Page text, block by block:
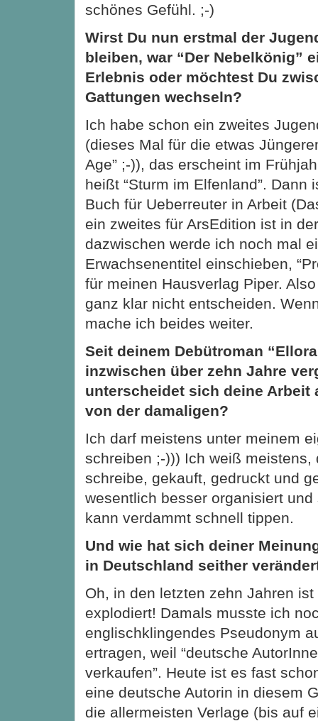
schönes Gefühl. ;-)
Wirst Du nun erstmal der
bleiben, war “Der Nebelkönig”
Erlebnis oder möchtest Du
Gattungen wechseln?
Ich habe schon ein zweites
(dieses Mal für die etwas
Age” ;-)), das erscheint im
heißt “Sturm im Elfenland”. Dann
Buch für Ueberreuter in Arbeit
ein zweites für ArsEdition ist in
dazwischen werde ich noch mal
Erwachsenentitel einschieben,
für meinen Hausverlag Piper.
ganz klar nicht entscheiden.
mache ich beides weiter.
Seit deinem Debütroman
inzwischen über zehn Jahre
unterscheidet sich deine Arbeit
von der damaligen?
Ich darf meistens unter meinem
schreiben ;-))) Ich weiß meistens,
schreibe, gekauft, gedruckt und
wesentlich besser organisiert
kann verdammt schnell tippen.
Und wie hat sich deiner
in Deutschland seither
Oh, in den letzten zehn Jahren ist
explodiert! Damals musste ich
englischklingendes Pseudonym
ertragen, weil “deutsche
verkaufen”. Heute ist es fast
eine deutsche Autorin in diesem
die allermeisten Verlage (bis auf